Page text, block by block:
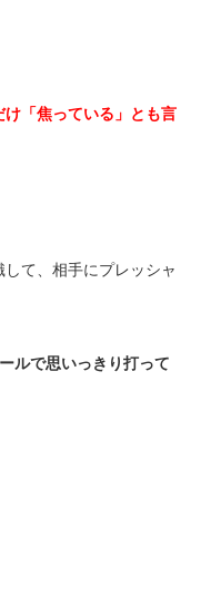
「焦っている」とも言
て、相手にプレッシャ
ルで思いっきり打って